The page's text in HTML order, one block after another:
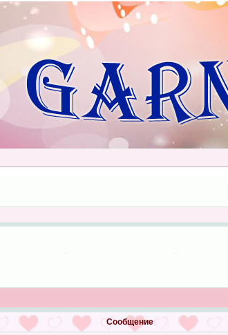
Сообщение